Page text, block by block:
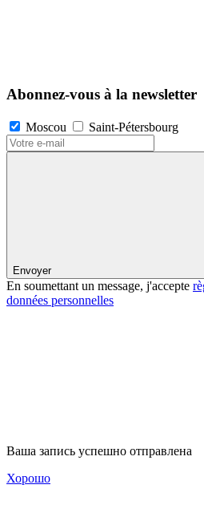
Abonnez-vous à la newsletter
Moscou Saint-Pétersbourg
Envoyer
En soumettant un message, j'accepte
données personnelles
Ваша запись успешно отправлена
Хорошо